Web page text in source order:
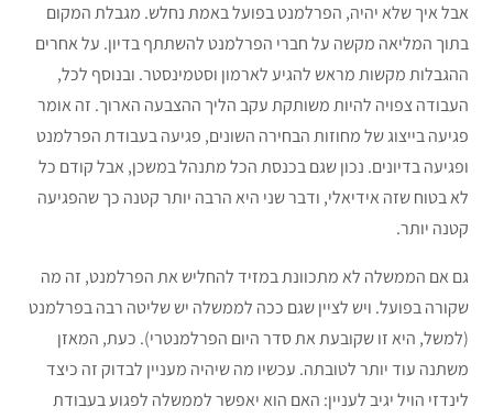
אבל איך שלא יהיה, הפרלמנט בפועל באמת נחלש. מגבלת המקום
בתוך המליאה מקשה על חברי הפרלמנט להשתתף בדיון. על אחרים
ההגבלות מקשות מראש להגיע לארמון וסטמינסטר. ובנוסף לכל,
העבודה צפויה להיות משותקת עקב הליך ההצבעה הארוך. זה אומר
פגיעה בייצוג של מחוזות הבחירה השונים, פגיעה בעבודת הפרלמנט
ופגיעה בדיונים. נכון שגם בכנסת הכל מתנהל במשכן, אבל קודם כל
לא בטוח שזה אידיאלי, ודבר שני היא הרבה יותר קטנה כך שהפגיעה
קטנה יותר.
גם אם הממשלה לא מתכוונת במזיד להחליש את הפרלמנט, זה מה
שקורה בפועל. ויש לציין שגם ככה לממשלה יש שליטה רבה בפרלמנט
(למשל, היא זו שקובעת את סדר היום הפרלמנטרי). כעת, המאזן
משתנה עוד יותר לטובתה. עכשיו מה שיהיה מעניין לבדוק זה כיצד
לינדזי הויל יגיב לעניין: האם הוא יאפשר לממשלה לפגוע בעבודת